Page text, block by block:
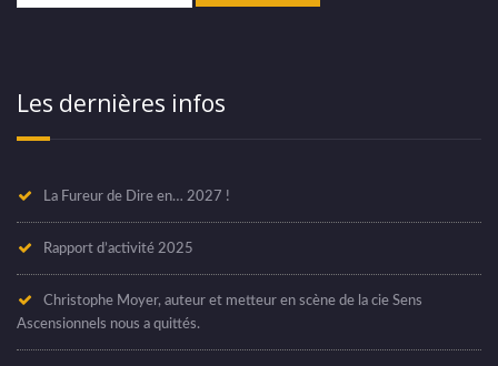
Les dernières infos
La Fureur de Dire en… 2027 !
Rapport d’activité 2025
Christophe Moyer, auteur et metteur en scène de la cie Sens
Ascensionnels nous a quittés.